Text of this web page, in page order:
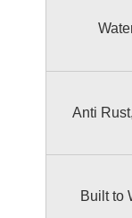
Anti
Built to